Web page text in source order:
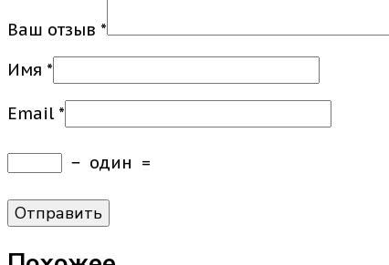
Ваш отзыв *
Имя *
Email *
− один =